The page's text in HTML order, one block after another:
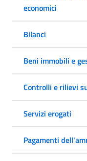
economici
Bilanci
Beni immobili e
Controlli e rilievi
Servizi erogati
Pagamenti